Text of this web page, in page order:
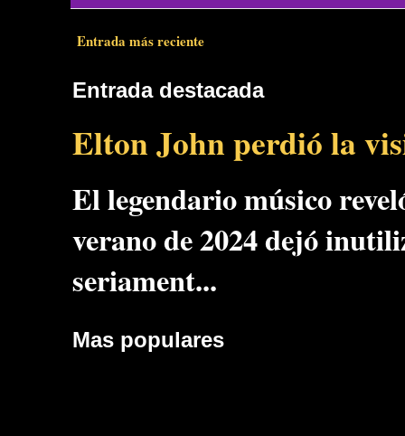
Entrada más reciente
Entrada destacada
Elton John perdió la
El legendario músico
verano de 2024 dejó
seriament...
Mas populares